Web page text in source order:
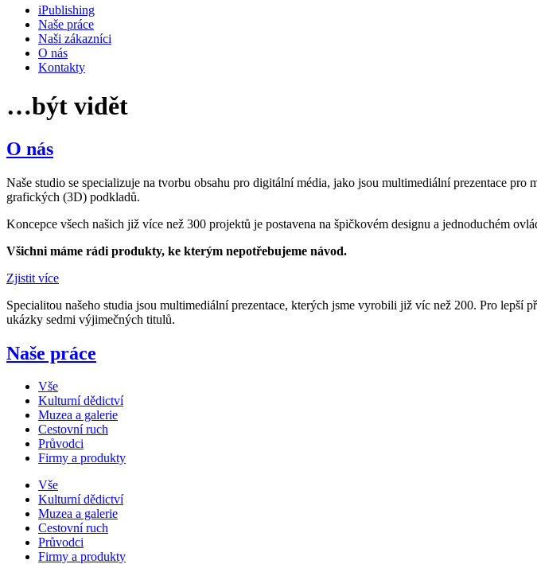
iPublishing
Naše práce
Naši zákazníci
O nás
Kontakty
…být vidět
O nás
Naše studio se specializuje na tvorbu obsahu pro digitální média, jako jsou multimediální prezentace
grafických (3D) podkladů.
Koncepce všech našich již více než 300 projektů je postavena na špičkovém designu a jednoduchém
Všichni máme rádi produkty, ke kterým nepotřebujeme návod.
Zjistit více
Specialitou našeho studia jsou multimediální prezentace, kterých jsme vyrobili již víc než 200. Pro lepší
ukázky sedmi výjimečných titulů.
Naše práce
Vše
Kulturní dědictví
Muzea a galerie
Cestovní ruch
Průvodci
Firmy a produkty
Vše
Kulturní dědictví
Muzea a galerie
Cestovní ruch
Průvodci
Firmy a produkty